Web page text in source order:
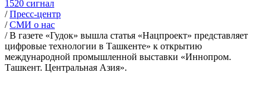
1520 сигнал
/Пресс-центр
/СМИ о нас
/В газете «Гудок» вышла статья «Нацпроект» представляет
цифровые технологии в Ташкенте» к открытию
международной промышленной выставки «Иннопром.
Ташкент. Центральная Азия».